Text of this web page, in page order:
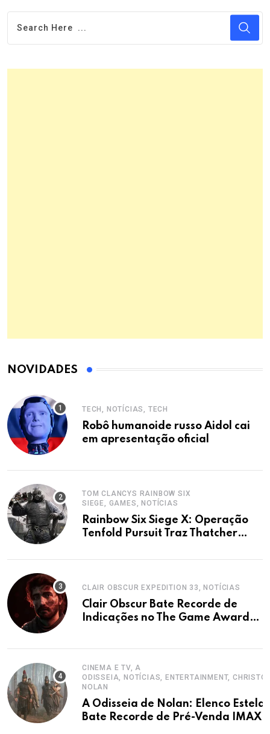
NOVIDADES
TECH, NOTÍCIAS, TECH
Robô humanoide russo Aidol cai
em apresentação oficial
TOM CLANCYS RAINBOW SIX
SIEGE, GAMES, NOTÍCIAS
Rainbow Six Siege X: Operação
Tenfold Pursuit Traz Thatcher
CLAIR OBSCUR EXPEDITION 33, NOTÍCIAS
Clair Obscur Bate Recorde de
Indicações no The Game Awards
CINEMA E TV, A
ODISSEIA, NOTÍCIAS, ENTERTAINMENT,
NOLAN
A Odisseia de Nolan: Elenco Estelar
Bate Recorde de Pré-Venda IMAX